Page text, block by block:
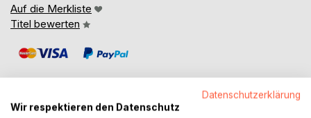
Auf die Merkliste
Titel bewerten
Datenschutzerklärung
Wir respektieren den Datenschutz